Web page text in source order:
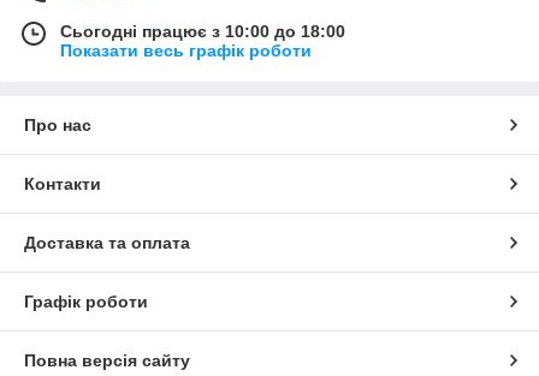
Сьогодні працює з 10:00 до 18:00
Показати весь графік роботи
Про нас
Контакти
Доставка та оплата
Графік роботи
Повна версія сайту